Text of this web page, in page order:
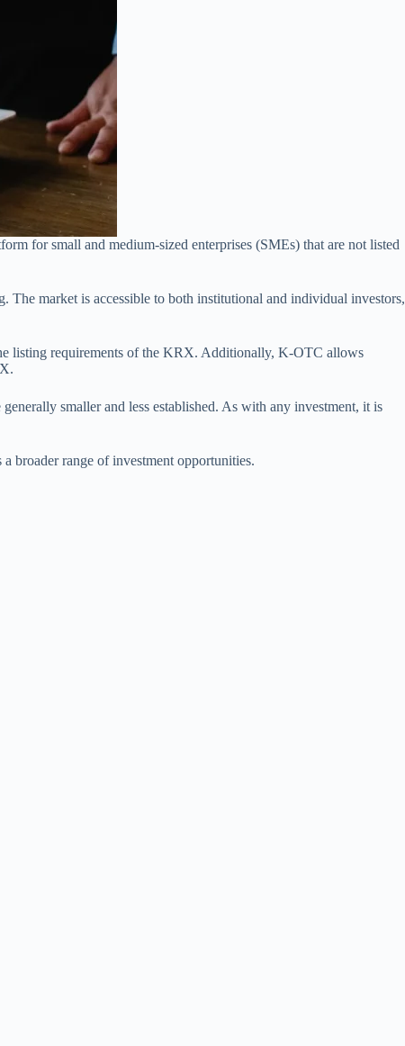
for small and medium-sized enterprises (SMEs) that are not listed
market is accessible to both institutional and individual investors,
listing requirements of the KRX. Additionally, K-OTC allows
smaller and less established. As with any investment, it is
broader range of investment opportunities.